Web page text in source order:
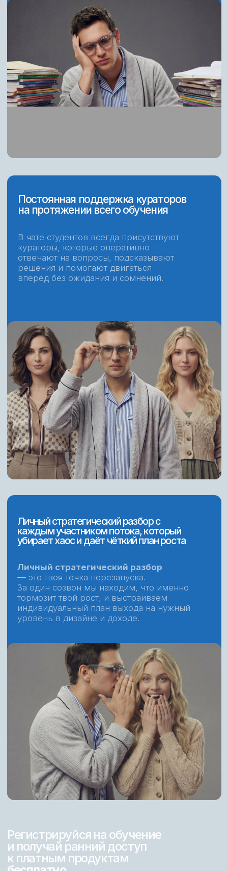
Челлендж
200.000 ₽
за 75 дней
На прошлом потоке мы разыграли
MacBook среди учеников курса
Сборник
марафонов +
мини-курсы
И хорошая новость —
на новом потоке мы
снова разыграем
MacBook среди
учеников курса.
Возможно, в этот раз
победителем станете
именно вы.
Полная запись эфира, где мы выбирали победителя
Это была небольшая благодарность тем,
кто решил прокачать свои навыки и начать
развиваться в дизайне.
Мы провелипрямой эфир
с розыгрышем, где случайным образом
выбрали победителя. Самое приятное —
увидетьнастоящую реакцию человека,
который узнал, что выиграл MacBook.
работу, усиливают креатив и дают
преимущество в конкурентной среде. То, что
сегодня ищут студии, агентства и клиенты.
Для тарифа с обратной связью
Закрытый чат
с заказами
отдельно 5 990 ₽
отдельно 9 990 ₽
Смотреть эфир
После обучения ваше
резюме будет выглядеть
так: